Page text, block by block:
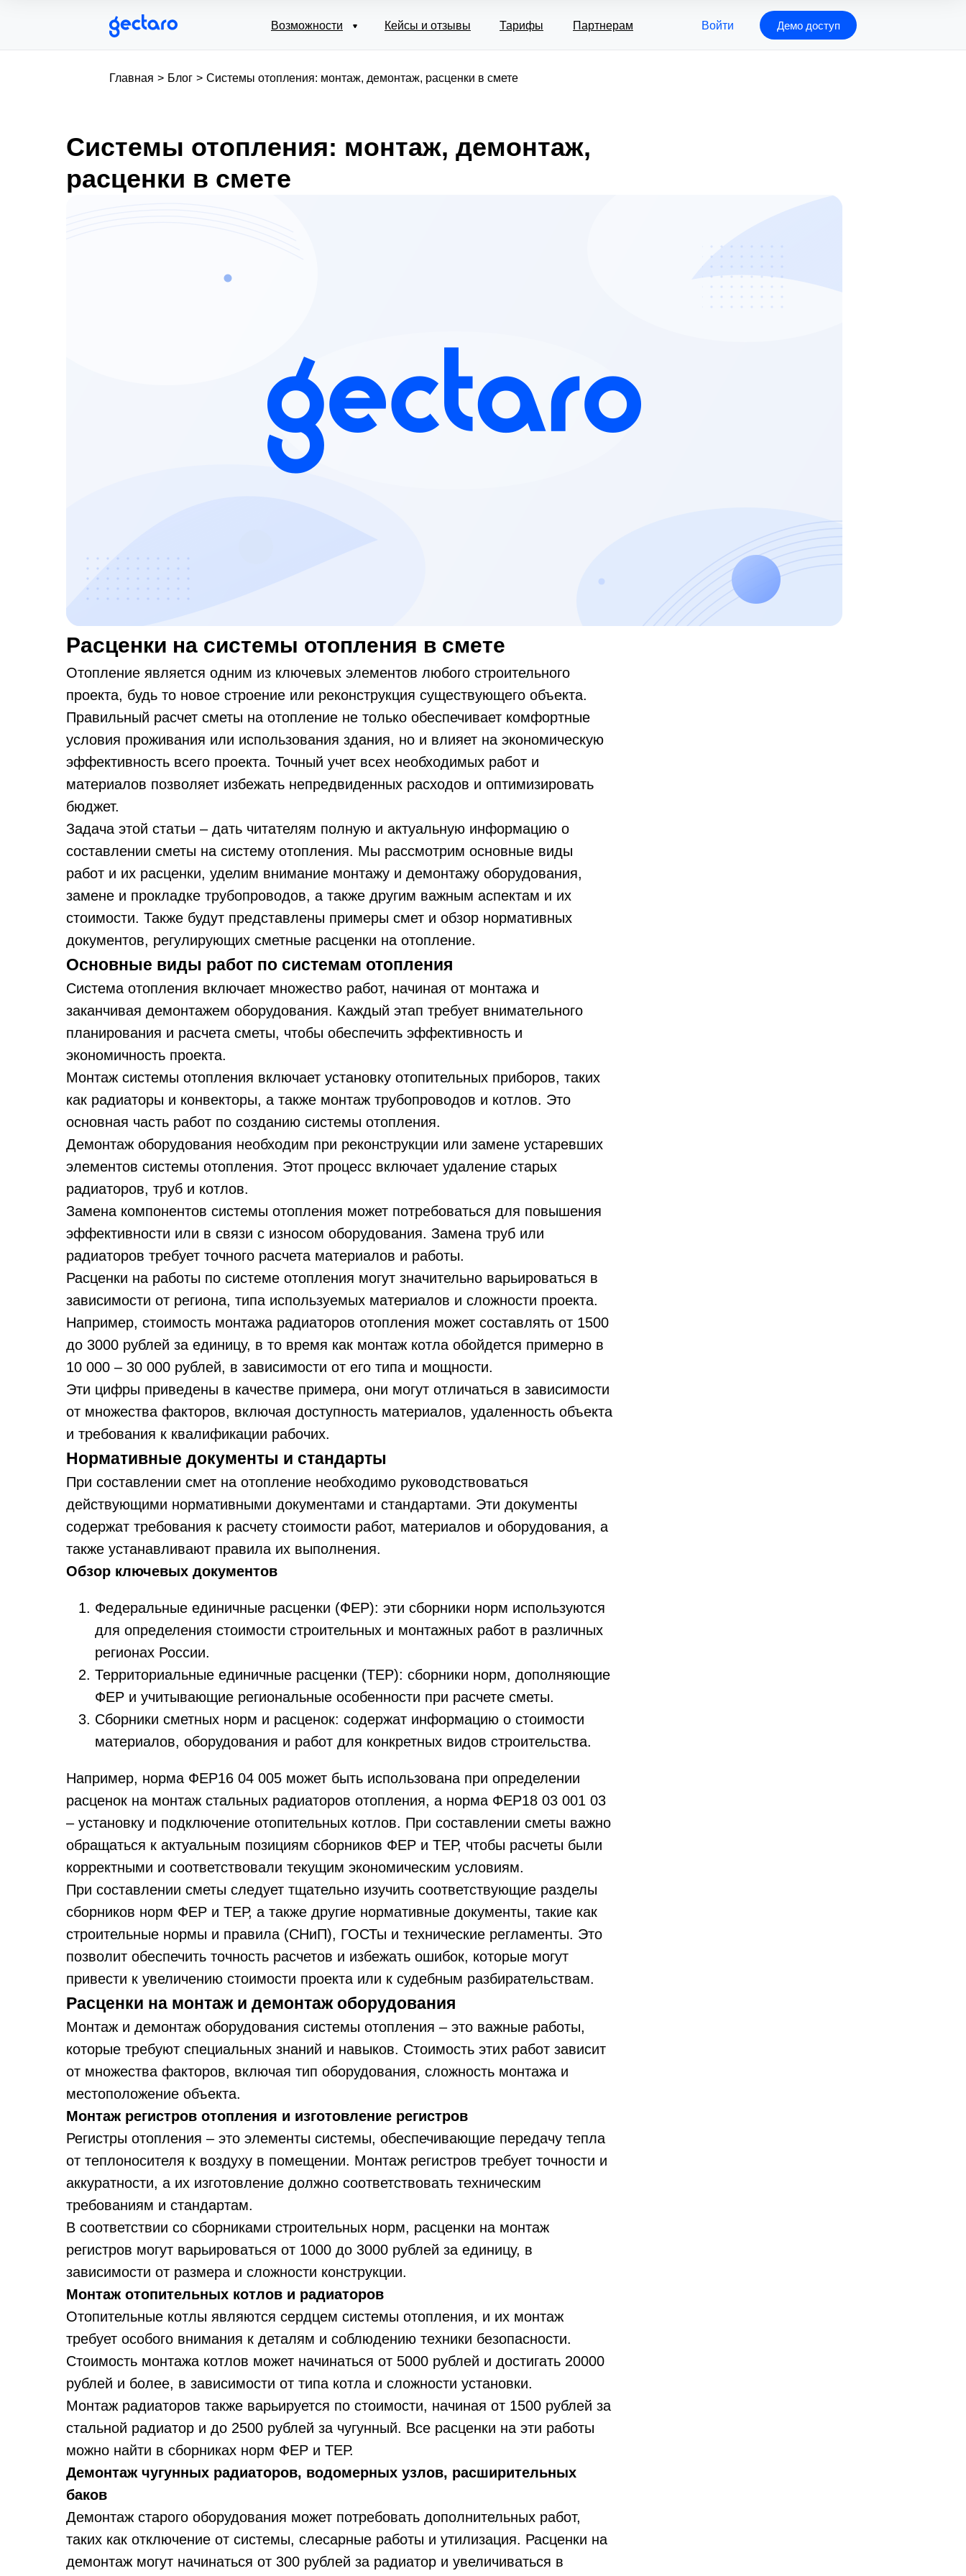
Возможности Демо доступ
Войти
Кейсы и отзывы Тарифы Партнерам
Главная > Блог > Системы отопления: монтаж, демонтаж, расценки в смете
Системы отопления: монтаж, демонтаж,
расценки в смете
Расценки на системы отопления в смете
Отопление является одним из ключевых элементов любого строительного
проекта, будь то новое строение или реконструкция существующего объекта.
Правильный расчет сметы на отопление не только обеспечивает комфортные
условия проживания или использования здания, но и влияет на экономическую
эффективность всего проекта. Точный учет всех необходимых работ и
материалов позволяет избежать непредвиденных расходов и оптимизировать
бюджет.
Задача этой статьи – дать читателям полную и актуальную информацию о
составлении сметы на систему отопления. Мы рассмотрим основные виды
работ и их расценки, уделим внимание монтажу и демонтажу оборудования,
замене и прокладке трубопроводов, а также другим важным аспектам и их
стоимости. Также будут представлены примеры смет и обзор нормативных
документов, регулирующих сметные расценки на отопление.
Основные виды работ по системам отопления
Система отопления включает множество работ, начиная от монтажа и
заканчивая демонтажем оборудования. Каждый этап требует внимательного
планирования и расчета сметы, чтобы обеспечить эффективность и
экономичность проекта.
Монтаж системы отопления включает установку отопительных приборов, таких
как радиаторы и конвекторы, а также монтаж трубопроводов и котлов. Это
основная часть работ по созданию системы отопления.
Демонтаж оборудования необходим при реконструкции или замене устаревших
элементов системы отопления. Этот процесс включает удаление старых
радиаторов, труб и котлов.
Замена компонентов системы отопления может потребоваться для повышения
эффективности или в связи с износом оборудования. Замена труб или
радиаторов требует точного расчета материалов и работы.
Расценки на работы по системе отопления могут значительно варьироваться в
зависимости от региона, типа используемых материалов и сложности проекта.
Например, стоимость монтажа радиаторов отопления может составлять от 1500
до 3000 рублей за единицу, в то время как монтаж котла обойдется примерно в
10 000 – 30 000 рублей, в зависимости от его типа и мощности.
Эти цифры приведены в качестве примера, они могут отличаться в зависимости
от множества факторов, включая доступность материалов, удаленность объекта
и требования к квалификации рабочих.
Нормативные документы и стандарты
При составлении смет на отопление необходимо руководствоваться
действующими нормативными документами и стандартами. Эти документы
содержат требования к расчету стоимости работ, материалов и оборудования, а
также устанавливают правила их выполнения.
Обзор ключевых документов
Федеральные единичные расценки (ФЕР): эти сборники норм используются
для определения стоимости строительных и монтажных работ в различных
регионах России.
Территориальные единичные расценки (ТЕР): сборники норм, дополняющие
ФЕР и учитывающие региональные особенности при расчете сметы.
Сборники сметных норм и расценок: содержат информацию о стоимости
материалов, оборудования и работ для конкретных видов строительства.
Например, норма ФЕР16 04 005 может быть использована при определении
расценок на монтаж стальных радиаторов отопления, а норма ФЕР18 03 001 03
– установку и подключение отопительных котлов. При составлении сметы важно
обращаться к актуальным позициям сборников ФЕР и ТЕР, чтобы расчеты были
корректными и соответствовали текущим экономическим условиям.
При составлении сметы следует тщательно изучить соответствующие разделы
сборников норм ФЕР и ТЕР, а также другие нормативные документы, такие как
строительные нормы и правила (СНиП), ГОСТы и технические регламенты. Это
позволит обеспечить точность расчетов и избежать ошибок, которые могут
привести к увеличению стоимости проекта или к судебным разбирательствам.
Расценки на монтаж и демонтаж оборудования
Монтаж и демонтаж оборудования системы отопления – это важные работы,
которые требуют специальных знаний и навыков. Стоимость этих работ зависит
от множества факторов, включая тип оборудования, сложность монтажа и
местоположение объекта.
Монтаж регистров отопления и изготовление регистров
Регистры отопления – это элементы системы, обеспечивающие передачу тепла
от теплоносителя к воздуху в помещении. Монтаж регистров требует точности и
аккуратности, а их изготовление должно соответствовать техническим
требованиям и стандартам.
В соответствии со сборниками строительных норм, расценки на монтаж
регистров могут варьироваться от 1000 до 3000 рублей за единицу, в
зависимости от размера и сложности конструкции.
Монтаж отопительных котлов и радиаторов
Отопительные котлы являются сердцем системы отопления, и их монтаж
требует особого внимания к деталям и соблюдению техники безопасности.
Стоимость монтажа котлов может начинаться от 5000 рублей и достигать 20000
рублей и более, в зависимости от типа котла и сложности установки.
Монтаж радиаторов также варьируется по стоимости, начиная от 1500 рублей за
стальной радиатор и до 2500 рублей за чугунный. Все расценки на эти работы
можно найти в сборниках норм ФЕР и ТЕР.
Демонтаж чугунных радиаторов, водомерных узлов, расширительных
баков
Демонтаж старого оборудования может потребовать дополнительных работ,
таких как отключение от системы, слесарные работы и утилизация. Расценки на
демонтаж могут начинаться от 300 рублей за радиатор и увеличиваться в